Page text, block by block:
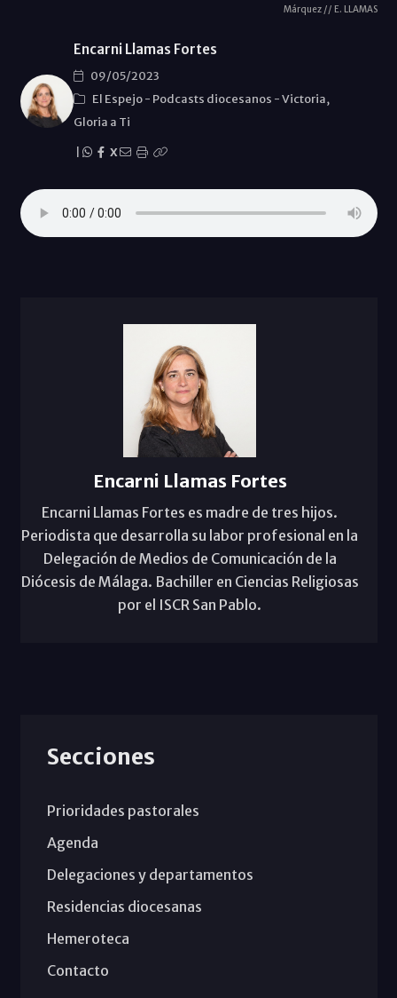
Márquez // E. LLAMAS
Encarni Llamas Fortes
09/05/2023
El Espejo- Podcasts diocesanos -Victoria,
Gloria a Ti
X
Encarni Llamas Fortes
Encarni Llamas Fortes es madre de tres hijos.
Periodista que desarrolla su labor profesional en la
Delegación de Medios de Comunicación de la
Diócesis de Málaga. Bachiller en Ciencias Religiosas
por el ISCR San Pablo.
Secciones
Prioridades pastorales
Agenda
Delegaciones y departamentos
Residencias diocesanas
Hemeroteca
Contacto